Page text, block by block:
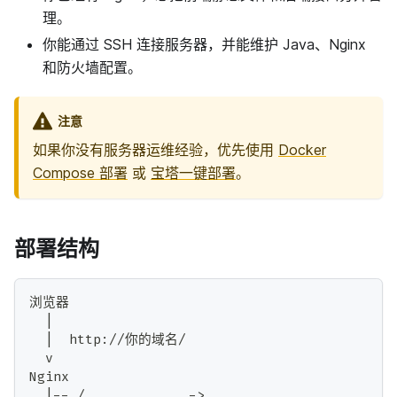
理。
你能通过 SSH 连接服务器，并能维护 Java、Nginx
和防火墙配置。
注意
如果你没有服务器运维经验，优先使用 Docker
Compose 部署 或 宝塔一键部署。
部署结构
浏览器
  |  http://你的域名/
  v
Nginx